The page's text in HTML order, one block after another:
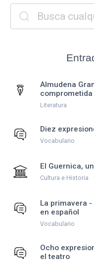
Almudena
comprometida
Literatura
Diez
Vocabulario
El Guernica,
Cultura e Historia
La primavera
en español
Vocabulario
Ocho
el teatro